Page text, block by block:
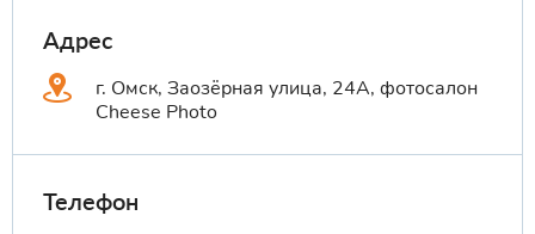
Адрес
г. Омск, Заозёрная улица, 24А, фотосалон
Cheese Photo
Телефон